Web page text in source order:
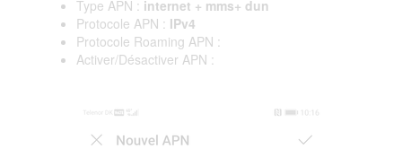
Type APN : internet + mms+ dun
Protocole APN : IPv4
Protocole Roaming APN :
Activer/Désactiver APN :